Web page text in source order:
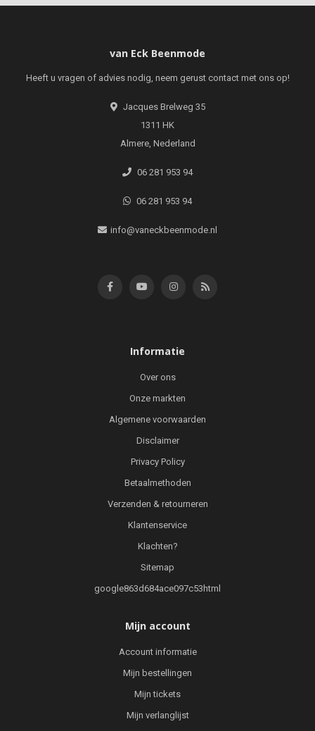
van Eck Beenmode
Heeft u vragen of advies nodig, neem gerust contact met ons op!
Jacques Brelweg 35
1311 HK
Almere, Nederland
06 281 953 94
06 281 953 94
info@vaneckbeenmode.nl
Informatie
Over ons
Onze markten
Algemene voorwaarden
Disclaimer
Privacy Policy
Betaalmethoden
Verzenden & retourneren
Klantenservice
Klachten?
Sitemap
google863d684ace097c53html
Mijn account
Account informatie
Mijn bestellingen
Mijn tickets
Mijn verlanglijst